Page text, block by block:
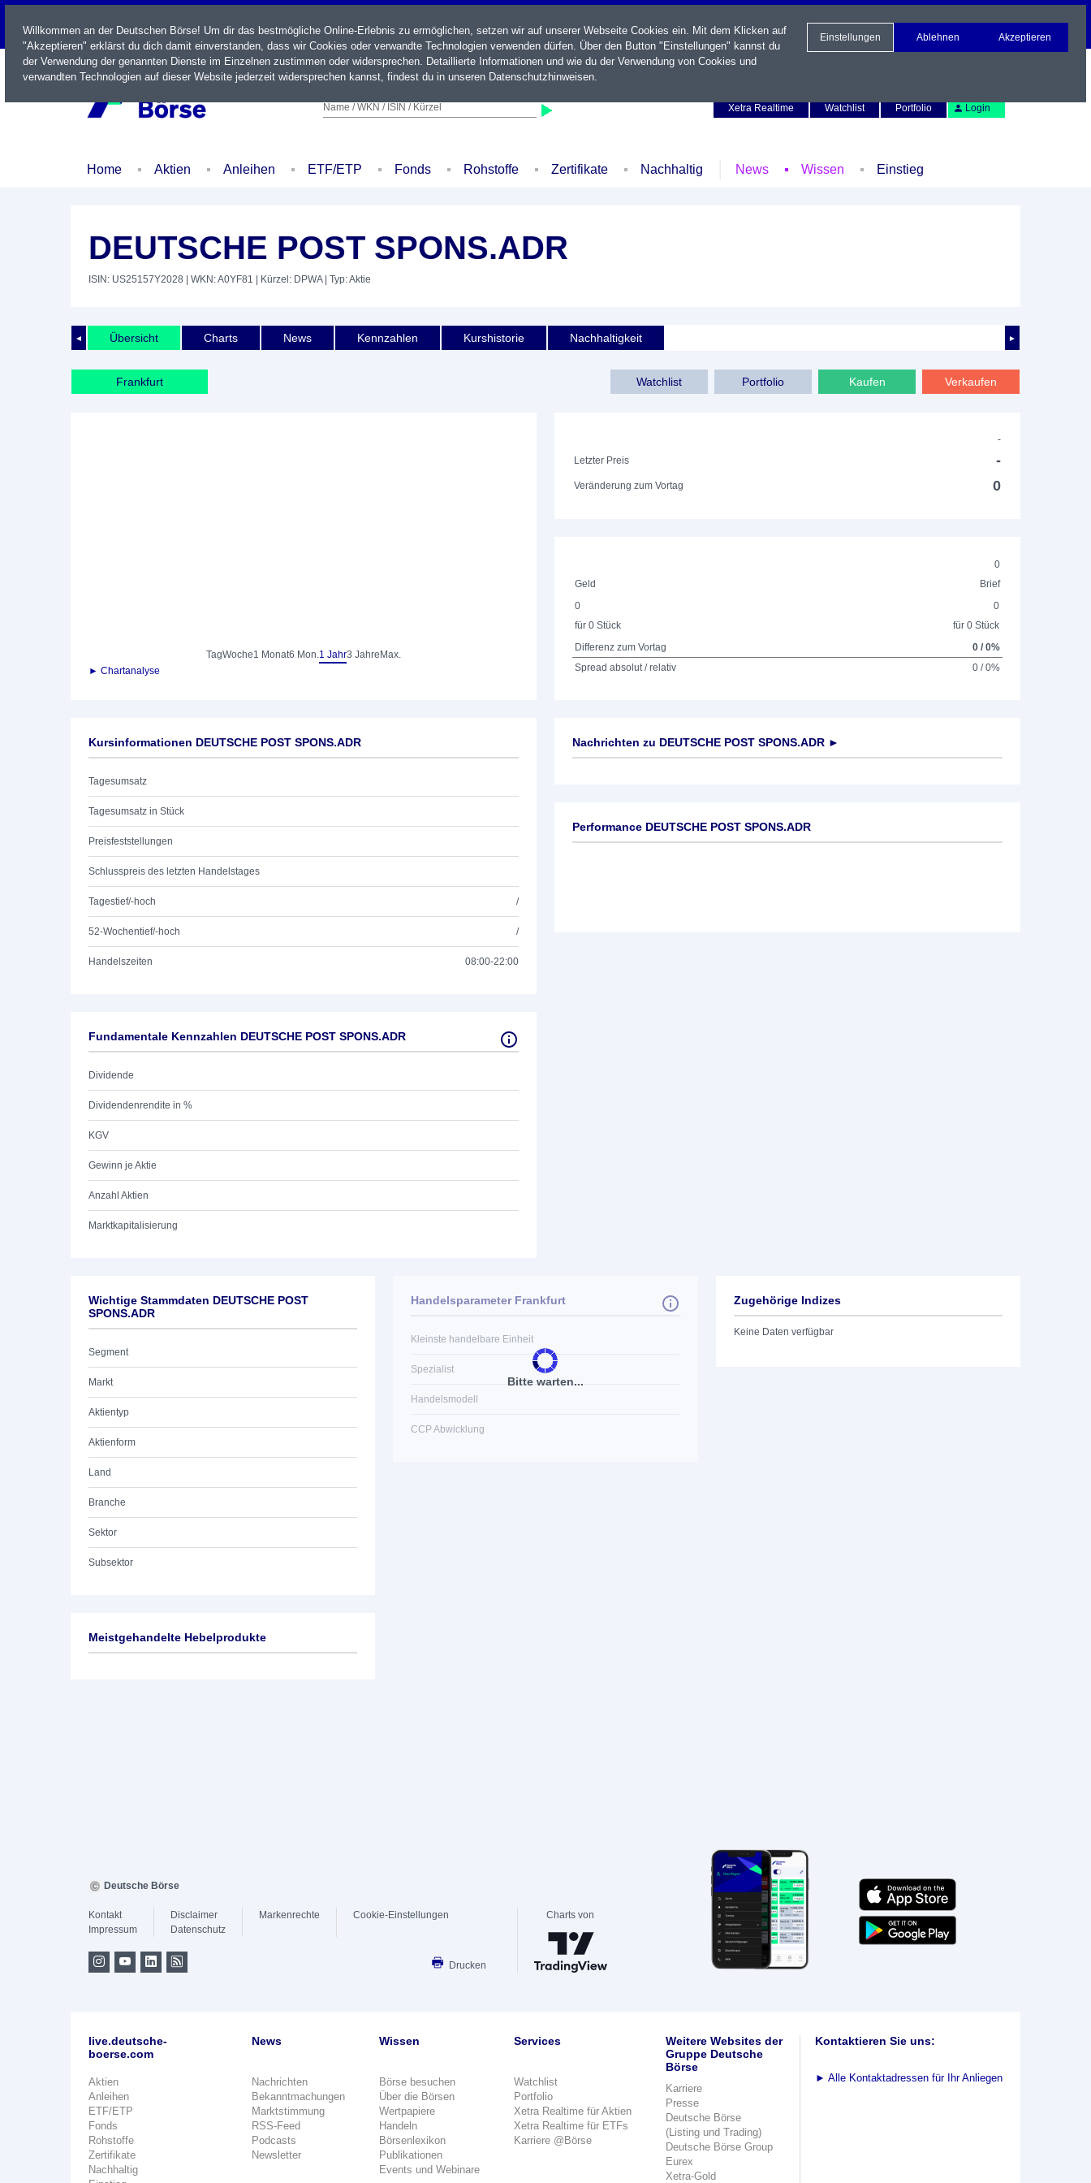
LIVE
Name / WKN / ISIN / Kürzel
Xetra Realtime
Watchlist Portfolio Login
Home Aktien Anleihen ETF/ETP Fonds Rohstoffe Zertifikate Nachhaltig News Wissen Einstieg
DEUTSCHE POST SPONS.ADR
ISIN: US25157Y2028 | WKN: A0YF81 | Kürzel: DPWA| Typ: Aktie
◄ ►
Übersicht Charts News Kennzahlen Kurshistorie Nachhaltigkeit
Frankfurt Watchlist Portfolio Kaufen Verkaufen
TagWoche1 Monat6 Mon.1 Jahr3 Jahre Max.
► Chartanalyse
-
Letzter Preis
-
Veränderung zum Vortag 0
0
Geld
Brief
0
für 0 Stück
0
für 0 Stück
Differenz zum Vortag
0 / 0%
Spread absolut / relativ
0 / 0%
Kursinformationen DEUTSCHE POST SPONS.ADR
Tagesumsatz
Tagesumsatz in Stück
Preisfeststellungen
Schlusspreis des letzten Handelstages
Tagestief/-hoch /
52-Wochentief/-hoch /
Handelszeiten 08:00-22:00
Fundamentale Kennzahlen DEUTSCHE POST SPONS.ADR
Dividende
Dividendenrendite in %
KGV
Gewinn je Aktie
Anzahl Aktien
Marktkapitalisierung
Nachrichten zu DEUTSCHE POST SPONS.ADR ►
Performance DEUTSCHE POST SPONS.ADR
Wichtige Stammdaten DEUTSCHE POST
SPONS.ADR
Segment
Markt
Aktientyp
Aktienform
Land
Branche
Sektor
Subsektor
Bitte warten...
Handelsparameter Frankfurt
Kleinste handelbare Einheit
Spezialist
Handelsmodell
CCP Abwicklung
Zugehörige Indizes
Keine Daten verfügbar
Meistgehandelte Hebelprodukte
Willkommen an der Deutschen Börse! Um dir das bestmögliche Online-Erlebnis zu ermöglichen, setzen wir auf unserer Webseite Cookies ein. Mit dem Klicken auf
"Akzeptieren" erklärst du dich damit einverstanden, dass wir Cookies oder verwandte Technologien verwenden dürfen. Über den Button "Einstellungen" kannst du
der Verwendung der genannten Dienste im Einzelnen zustimmen oder widersprechen. Detaillierte Informationen und wie du der Verwendung von Cookies und
verwandten Technologien auf dieser Website jederzeit widersprechen kannst, findest du in unseren Datenschutzhinweisen.
Einstellungen Ablehnen Akzeptieren
Deutsche Börse
Kontakt
Impressum
Disclaimer
Datenschutz
Markenrechte Cookie-Einstellungen
Drucken
Charts von
live.deutsche-
boerse.com
Aktien
Anleihen
ETF/ETP
Fonds
Rohstoffe
Zertifikate
Nachhaltig
News
Nachrichten
Bekanntmachungen
Marktstimmung
RSS-Feed
Podcasts
Newsletter
Wissen
Börse besuchen
Über die Börsen
Wertpapiere
Handeln
Börsenlexikon
Publikationen
Events und Webinare
Services
Watchlist
Portfolio
Xetra Realtime für Aktien
Xetra Realtime für ETFs
Karriere @Börse
Weitere Websites der
Gruppe Deutsche
Börse
Karriere
Presse
Deutsche Börse
(Listing und Trading)
Deutsche Börse Group
Eurex
Xetra-Gold
Kontaktieren Sie uns:
► Alle Kontaktadressen für Ihr Anliegen